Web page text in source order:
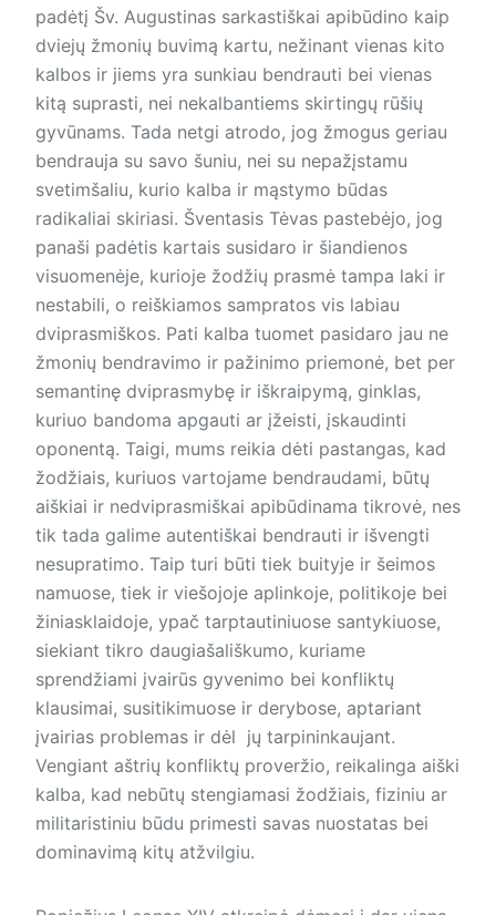
padėtį Šv. Augustinas sarkas­tiškai apibūdino kaip
dviejų žmonių buvimą kartu, nežinant vienas kito
kalbos ir jiems yra sunkiau bendrauti bei vienas
kitą suprasti, nei ne­kal­ban­tiems skirtingų rūšių
gyvūnams. Tada netgi atrodo, jog žmogus geriau
bendrauja su savo šuniu, nei su nepažįstamu
svetimšaliu, kurio kalba ir mąstymo būdas
radikaliai skiriasi. Šventasis Tėvas pastebėjo, jog
panaši padėtis kartais susidaro ir šiandienos
visuomenėje, kurioje žodžių prasmė tampa laki ir
nestabili, o reiškiamos sampratos vis labiau
dviprasmiškos. Pati kalba tuomet pasidaro jau ne
žmonių bendravimo ir pažinimo priemonė, bet per
semantinę dviprasmybę ir iškraipymą, ginklas,
kuriuo bandoma apgauti ar įžeisti, įskaudinti
oponentą. Taigi, mums reikia dėti pastangas, kad
žodžiais, kuriuos vartojame bendraudami, būtų
aiškiai ir nedviprasmiškai apibūdinama tikrovė, nes
tik tada galime autentiškai bendrauti ir išvengti
nesupratimo. Taip turi būti tiek buityje ir šeimos
namuose, tiek ir viešojoje aplinkoje, politikoje bei
žiniasklaidoje, ypač tarptautiniuose santykiuose,
siekiant tikro daugiašališkumo, kuriame
sprendžiami įvairūs gyvenimo bei konfliktų
klausimai, susitikimuose ir derybose, aptariant
įvairias problemas ir dėl jų tarpininkaujant.
Vengiant aštrių konfliktų proveržio, reikalinga aiški
kalba, kad nebūtų stengiamasi žodžiais, fiziniu ar
militaristiniu būdu primesti savas nuostatas bei
dominavimą kitų atžvilgiu.